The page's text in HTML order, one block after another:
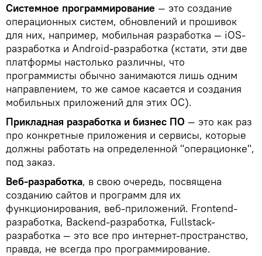
Системное программирование — это создание
операционных систем, обновлений и прошивок
для них, например, мобильная разработка — iOS-
разработка и Android-разработка (кстати, эти две
платформы настолько различны, что
программисты обычно занимаются лишь одним
направлением, то же самое касается и создания
мобильных приложений для этих ОС).
Прикладная разработка и бизнес ПО — это как раз
про конкретные приложения и сервисы, которые
должны работать на определенной "операционке",
под заказ.
Веб-разработка, в свою очередь, посвящена
созданию сайтов и программ для их
функционирования, веб-приложений. Frontend-
разработка, Backend-разработка, Fullstack-
разработка — это все про интернет-пространство,
правда, не всегда про программирование.